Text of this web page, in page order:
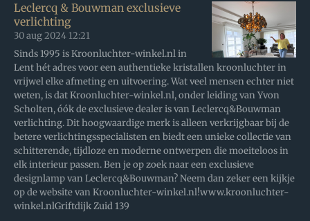
Leclercq & Bouwman exclusieve
verlichting
30 aug 2024 12:21
Sinds 1995 is Kroonluchter-winkel.nl in
Lent hét adres voor een authentieke kristallen kroonluchter in
vrijwel elke afmeting en uitvoering. Wat veel mensen echter niet
weten, is dat Kroonluchter-winkel.nl, onder leiding van Yvon
Scholten, óók de exclusieve dealer is van Leclercq&Bouwman
verlichting. Dit hoogwaardige merk is alleen verkrijgbaar bij de
betere verlichtingsspecialisten en biedt een unieke collectie van
schitterende, tijdloze en moderne ontwerpen die moeiteloos in
elk interieur passen. Ben je op zoek naar een exclusieve
designlamp van Leclercq&Bouwman? Neem dan zeker een kijkje
op de website van Kroonluchter-winkel.nl!www.kroonluchter-
winkel.nlGriftdijk Zuid 139